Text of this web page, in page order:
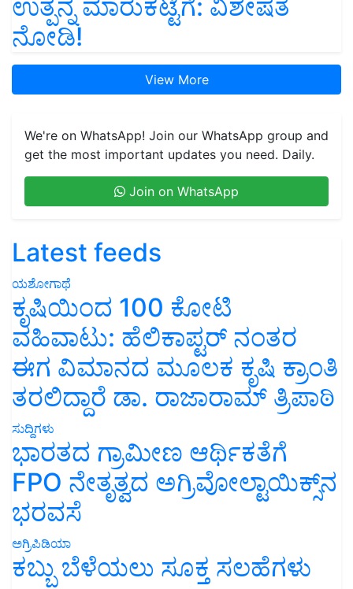
ಉತ್ಪನ್ನ ಮಾರುಕಟ್ಟೆಗೆ: ವಿಶೇಷತೆ
ನೋಡಿ!
View More
We're on WhatsApp! Join our WhatsApp group and
get the most important updates you need. Daily.
Join on WhatsApp
Latest feeds
ಯಶೋಗಾಥೆ
ಕೃಷಿಯಿಂದ 100 ಕೋಟಿ
ವಹಿವಾಟು: ಹೆಲಿಕಾಪ್ಟರ್ ನಂತರ
ಈಗ ವಿಮಾನದ ಮೂಲಕ ಕೃಷಿ ಕ್ರಾಂತಿ
ತರಲಿದ್ದಾರೆ ಡಾ. ರಾಜಾರಾಮ್ ತ್ರಿಪಾಠಿ
ಸುದ್ದಿಗಳು
ಭಾರತದ ಗ್ರಾಮೀಣ ಆರ್ಥಿಕತೆಗೆ
FPO ನೇತೃತ್ವದ ಅಗ್ರಿವೋಲ್ಟಾಯಿಕ್ಸ್‌ನ
ಭರವಸೆ
ಅಗ್ರಿಪಿಡಿಯಾ
ಕಬ್ಬು ಬೆಳೆಯಲು ಸೂಕ್ತ ಸಲಹೆಗಳು